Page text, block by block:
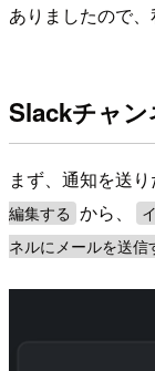
ありましたので、
Slackチャ
まず、通知を送
編集する
から、
ネルにメールを送信